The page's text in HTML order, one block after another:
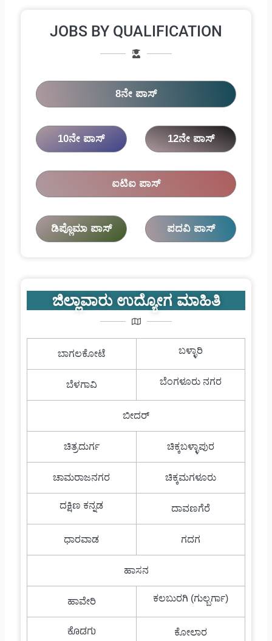
JOBS BY QUALIFICATION
8ನೇ ಪಾಸ್
10ನೇ ಪಾಸ್ 12ನೇ ಪಾಸ್
ಐಟಿಐ ಪಾಸ್
ಡಿಪ್ಲೊಮಾ ಪಾಸ್ ಪದವಿ ಪಾಸ್
ಜಿಲ್ಲಾವಾರು ಉದ್ಯೋಗ ಮಾಹಿತಿ
ಬಾಗಲಕೋಟೆ ಬಳ್ಳಾರಿ
ಬೆಳಗಾವಿ ಬೆಂಗಳೂರು ನಗರ
ಬೀದರ್
ಚಿತ್ರದುರ್ಗ ಚಿಕ್ಕಬಳ್ಳಾಪುರ
ಚಾಮರಾಜನಗರ ಚಿಕ್ಕಮಗಳೂರು
ದಕ್ಷಿಣ ಕನ್ನಡ ದಾವಣಗೆರೆ
ಧಾರವಾಡ ಗದಗ
ಹಾಸನ
ಹಾವೇರಿ ಕಲಬುರಗಿ (ಗುಲ್ಬರ್ಗಾ)
ಕೊಡಗು ಕೋಲಾರ